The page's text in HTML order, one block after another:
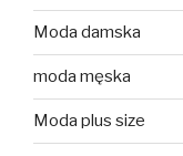
Moda damska
moda męska
Moda plus size